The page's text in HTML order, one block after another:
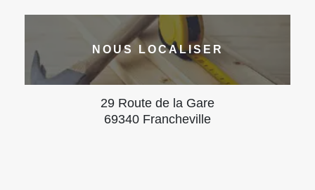
NOUS LOCALISER
29 Route de la Gare
69340 Francheville